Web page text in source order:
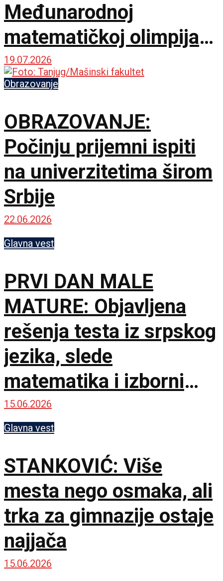
Međunarodnoj
matematičkoj olimpijadi
u Kini
19.07.2026
Obrazovanje
OBRAZOVANJE:
Počinju prijemni ispiti
na univerzitetima širom
Srbije
22.06.2026
Glavna vest
PRVI DAN MALE
MATURE: Objavljena
rešenja testa iz srpskog
jezika, slede
matematika i izborni
predmet
15.06.2026
Glavna vest
STANKOVIĆ: Više
mesta nego osmaka, ali
trka za gimnazije ostaje
najjača
15.06.2026